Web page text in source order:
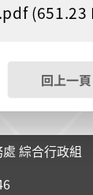
(651.23
回上一頁
處 綜合行政